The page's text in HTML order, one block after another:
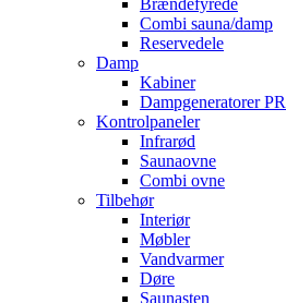
Brændefyrede
Combi sauna/damp
Reservedele
Damp
Kabiner
Dampgeneratorer
Kontrolpaneler
Infrarød
Saunaovne
Combi ovne
Tilbehør
Interiør
Møbler
Vandvarmer
Døre
Saunasten